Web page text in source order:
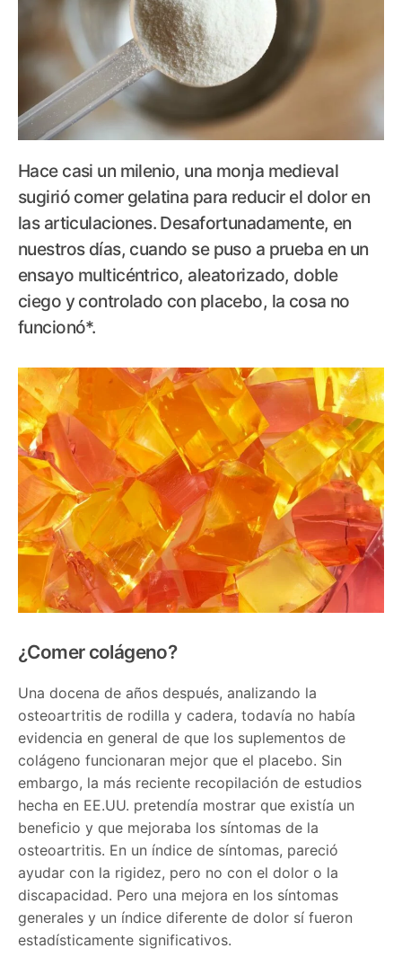
Hace casi un milenio, una monja medieval
sugirió comer gelatina para reducir el dolor en
las articulaciones. Desafortunadamente, en
nuestros días, cuando se puso a prueba en un
ensayo multicéntrico, aleatorizado, doble
ciego y controlado con placebo, la cosa no
funcionó*.
¿Comer colágeno?
Una docena de años después, analizando la
osteoartritis de rodilla y cadera, todavía no había
evidencia en general de que los suplementos de
colágeno funcionaran mejor que el placebo. Sin
embargo, la más reciente recopilación de estudios
hecha en EE.UU. pretendía mostrar que existía un
beneficio y que mejoraba los síntomas de la
osteoartritis. En un índice de síntomas, pareció
ayudar con la rigidez, pero no con el dolor o la
discapacidad. Pero una mejora en los síntomas
generales y un índice diferente de dolor sí fueron
estadísticamente significativos.